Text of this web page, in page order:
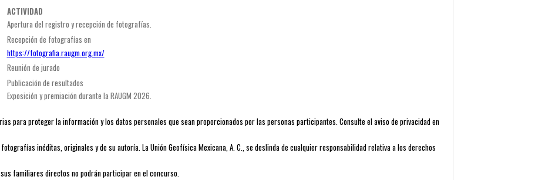
ACTIVIDAD
Apertura del registro y recepción de fotografías.
Recepción de fotografías en
https://fotografia.raugm.org.mx/
Reunión de jurado
Publicación de resultados
Exposición y premiación durante la RAUGM 2026.
para proteger la información y los datos personales que sean proporcionados por las personas participantes. Consulte el aviso de privacidad en
inéditas, originales y de su autoría. La Unión Geofísica Mexicana, A. C., se deslinda de cualquier responsabilidad relativa a los derechos
familiares directos no podrán participar en el concurso.